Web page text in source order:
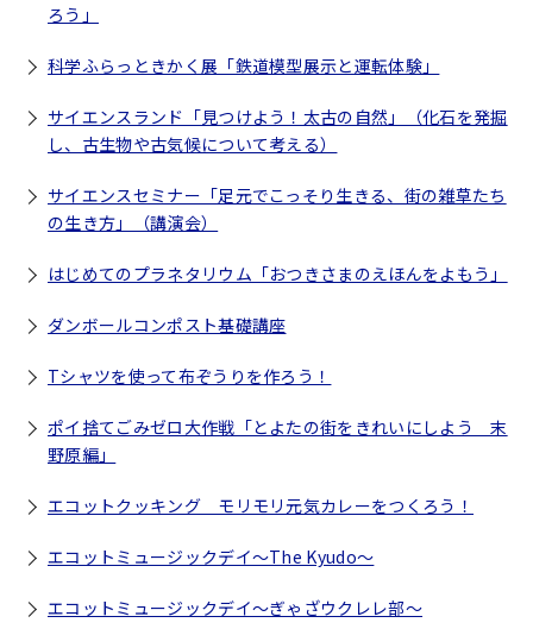
ろう」
科学ふらっときかく展「鉄道模型展示と運転体験」
サイエンスランド「見つけよう！太古の自然」（化石を発掘
し、古生物や古気候について考える）
サイエンスセミナー「足元でこっそり生きる、街の雑草たち
の生き方」（講演会）
はじめてのプラネタリウム「おつきさまのえほんをよもう」
ダンボールコンポスト基礎講座
Tシャツを使って布ぞうりを作ろう！
ポイ捨てごみゼロ大作戦「とよたの街をきれいにしよう 末
野原編」
エコットクッキング モリモリ元気カレーをつくろう！
エコットミュージックデイ～The Kyudo～
エコットミュージックデイ～ぎゃざウクレレ部～